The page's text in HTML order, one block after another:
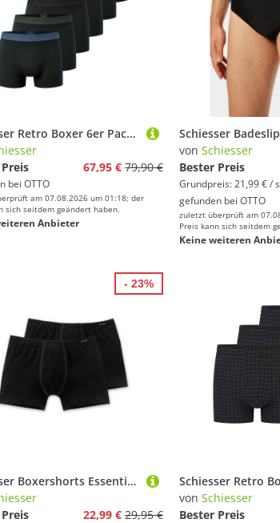
Schiesser Retro Boxer 6er Pack 95/5 Cotton (Spar-Set, 6-St) Retro Short / Pant - Baumwolle - ohne Eingriff - Atmungsaktiv
67,95 € 79,90 €
bei OTTO
am 07.08.2026 um 01:18; der
sich seitdem geändert haben.
Anbieter
von Schiesser
Bester Preis
Grundpreis: 21,99 € /
gefunden bei OTTO
zuletzt überprüft am
Preis kann sich seitdem
Keine weiteren
Schiesser Boxershorts Essentials (2er Pack) mit angenehm weichem Bund
22,99 € 29,95 €
- 23%
von Schiesser
Bester Preis